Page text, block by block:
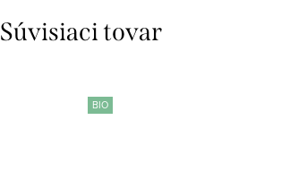
Súvisiaci tovar
BIO